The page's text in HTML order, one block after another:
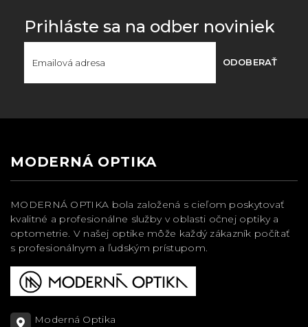
Prihláste sa na odber noviniek
ODOBERAŤ
MODERNÁ OPTIKA
MODERNÁ OPTIKA bola založená s cieľom poskytovať
kvalitné a profesionálne služby v oblasti očnej optiky a
optometrie. V našej optike môže každý zákazník počítať
s profesionálnym a ľudským prístupom.
Moderná Optika